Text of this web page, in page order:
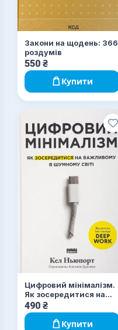
Закони на щодень: 366
роздумів
550 ₴
Купити
Цифровий мінімалізм.
Як зосередитися на
важливому в шумному
світі
490 ₴
Купити